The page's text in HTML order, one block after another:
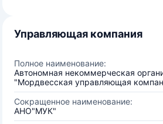
Управляющая компания
Полное наименование:
Автономная некоммерческая
"Мордвесская управляющая
Сокращенное наименование:
АНО"МУК"